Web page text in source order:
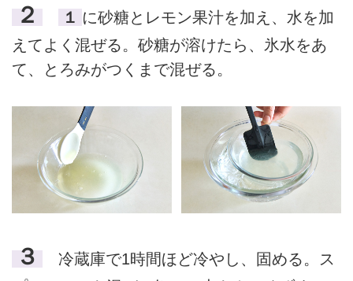
２ １ に砂糖とレモン果汁を加え、水を加
えてよく混ぜる。砂糖が溶けたら、氷水をあ
て、とろみがつくまで混ぜる。
３
冷蔵庫で1時間ほど冷やし、固める。ス